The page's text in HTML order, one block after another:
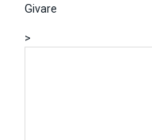
Givare
>